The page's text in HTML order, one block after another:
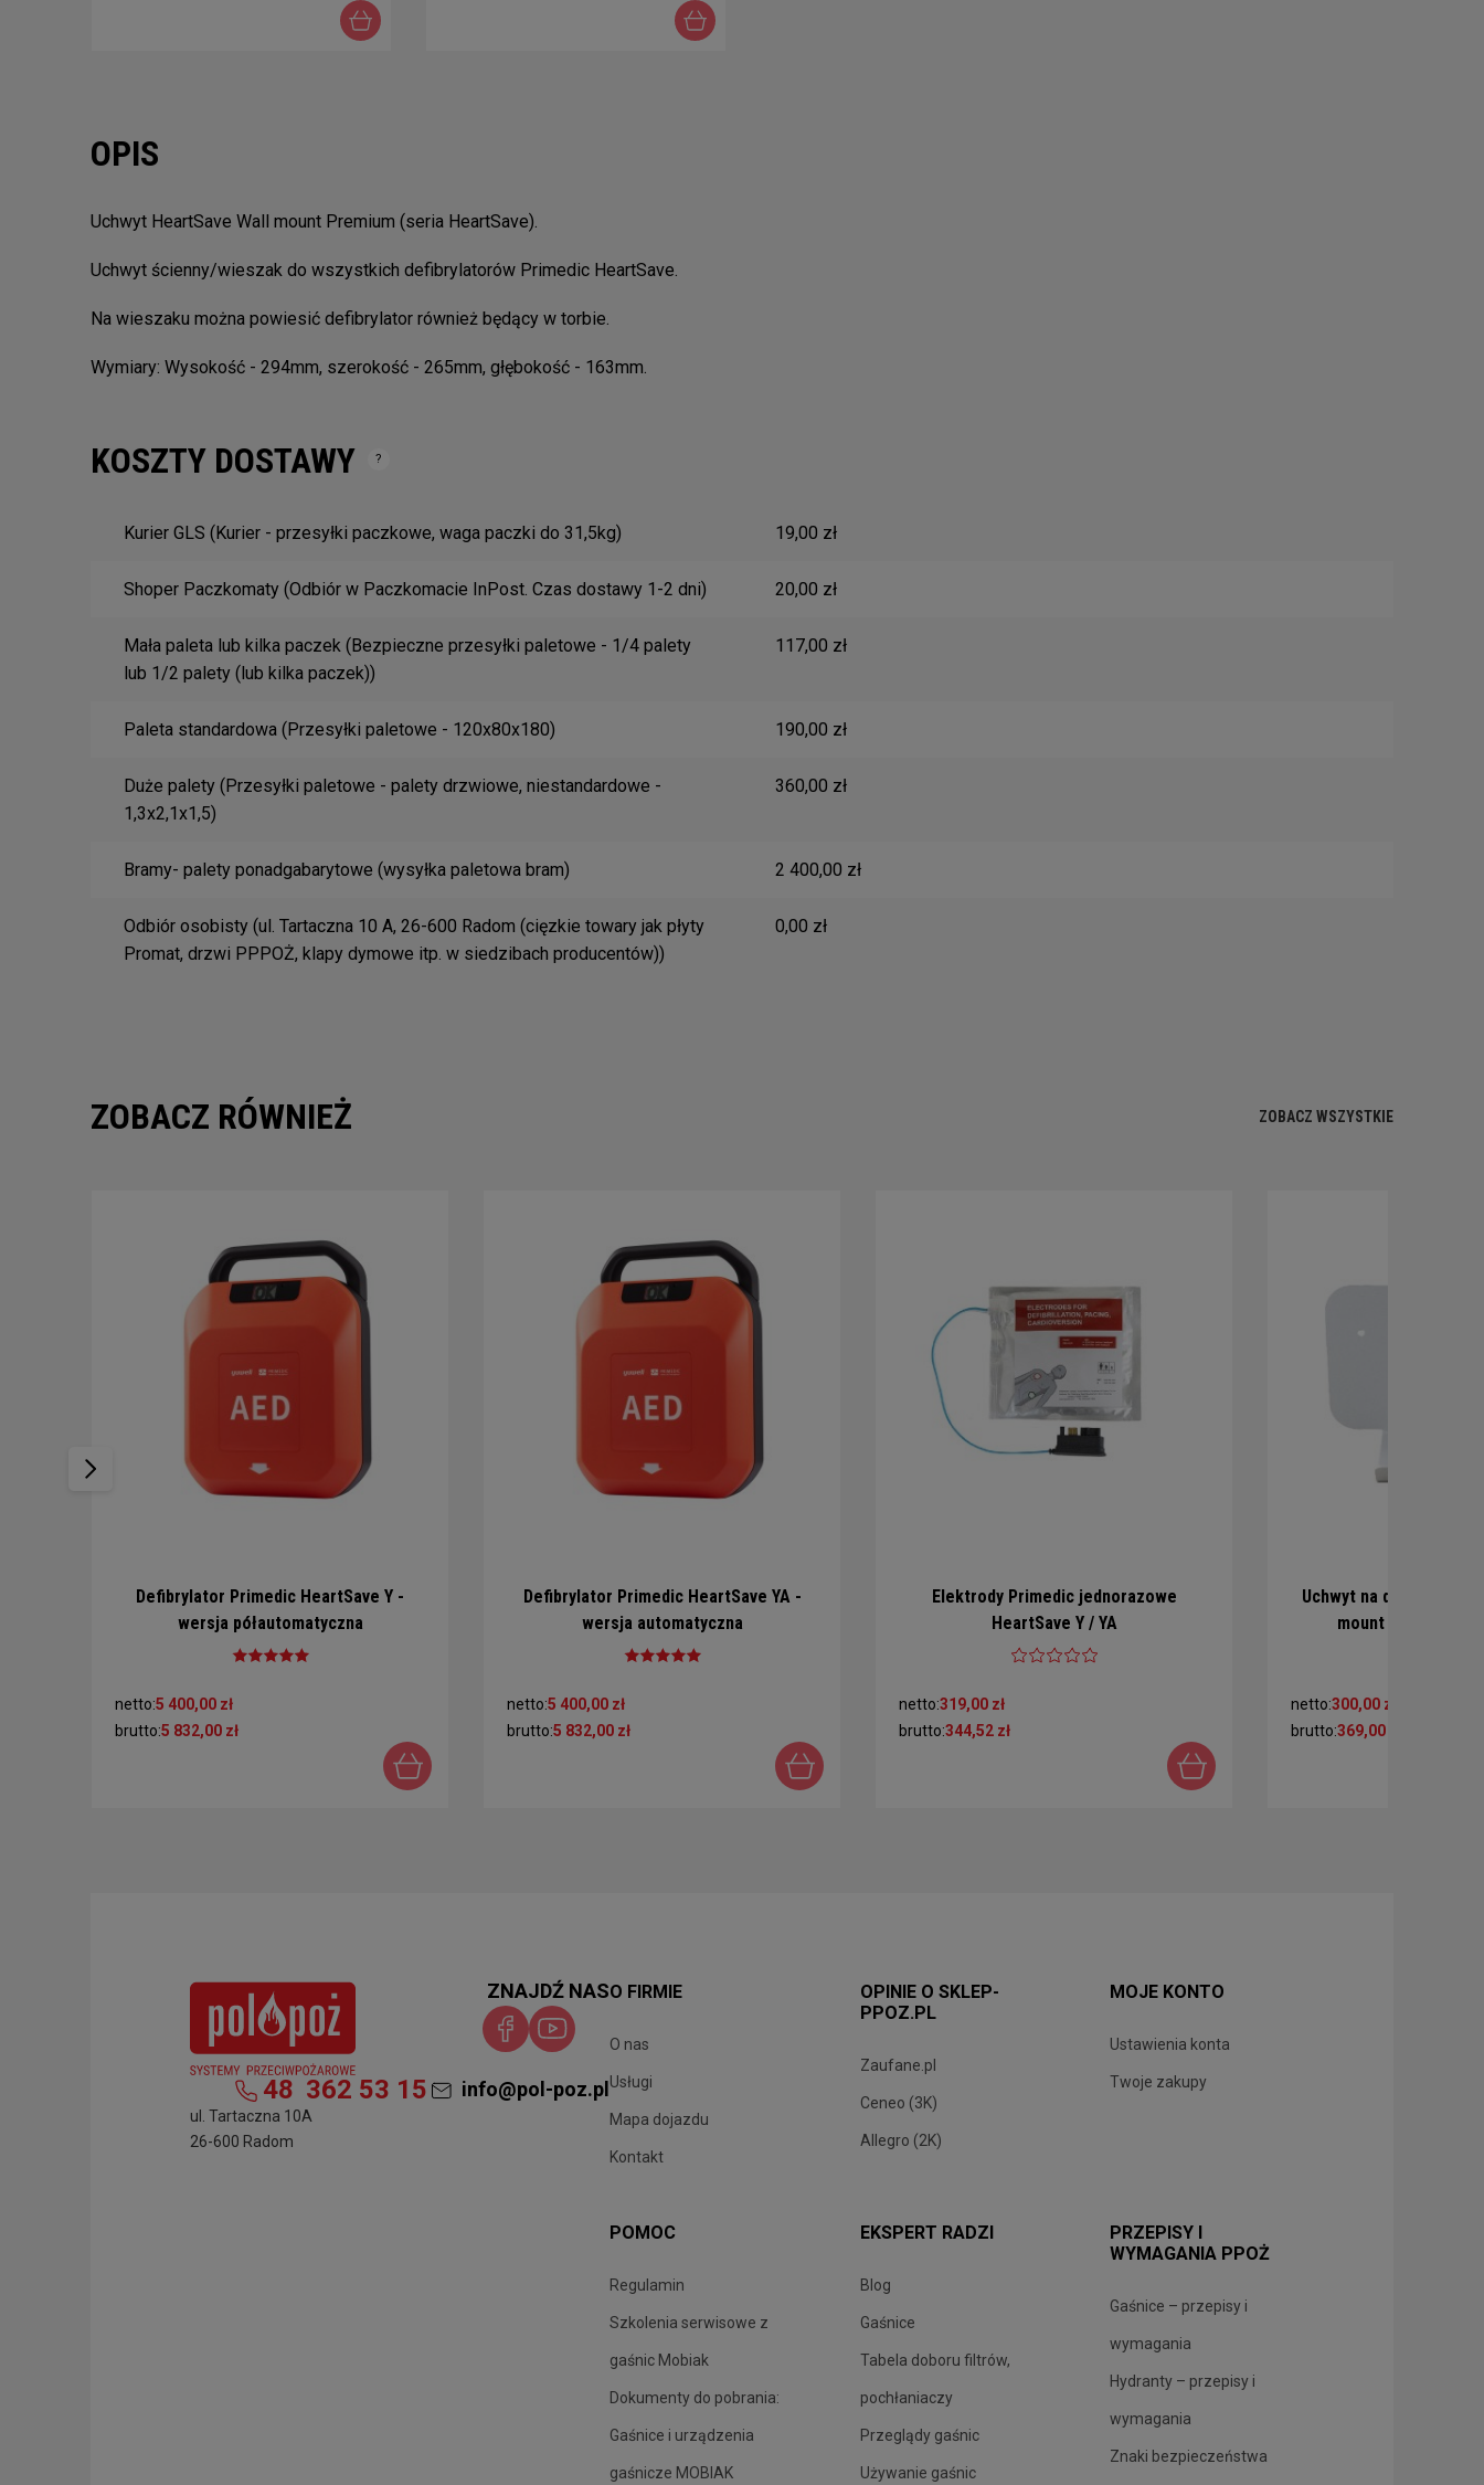
OPIS
Uchwyt HeartSave Wall mount Premium (seria HeartSave).
Uchwyt ścienny/wieszak do wszystkich defibrylatorów Primedic HeartSave.
Na wieszaku można powiesić defibrylator również będący w torbie.
Wymiary: Wysokość - 294mm, szerokość - 265mm, głębokość - 163mm.
KOSZTY DOSTAWY
płatności
Kurier GLS (Kurier - przesyłki paczkowe, waga paczki do 31,5kg) 19,00 zł
Shoper Paczkomaty (Odbiór w Paczkomacie InPost. Czas dostawy 1-2 dni) 20,00 zł
Mała paleta lub kilka paczek (Bezpieczne przesyłki paletowe - 1/4 palety
lub 1/2 palety (lub kilka paczek))
117,00 zł
Paleta standardowa (Przesyłki paletowe - 120x80x180) 190,00 zł
Duże palety (Przesyłki paletowe - palety drzwiowe, niestandardowe -
1,3x2,1x1,5)
360,00 zł
Bramy- palety ponadgabarytowe (wysyłka paletowa bram) 2 400,00 zł
Odbiór osobisty (ul. Tartaczna 10 A, 26-600 Radom (cięzkie towary jak płyty
Promat, drzwi PPPOŻ, klapy dymowe itp. w siedzibach producentów))
0,00 zł
ZOBACZ RÓWNIEŻ ZOBACZ WSZYSTKIE
Defibrylator Primedic HeartSave Y -
wersja półautomatyczna
netto:5 400,00 zł
brutto:5 832,00 zł
Defibrylator Primedic HeartSave YA -
wersja automatyczna
netto:5 400,00 zł
brutto:5 832,00 zł
Elektrody Primedic jednorazowe
HeartSave Y / YA
netto:319,00 zł
brutto:344,52 zł
Uchwyt na defibrylator
mount Eco (seria
netto:300,00 zł
brutto:369,00 zł
48 362 53 15 info@pol-poz.pl
ul. Tartaczna 10A
26-600 Radom
ZNAJDŹ NASO FIRMIE
O nas
Usługi
Mapa dojazdu
Kontakt
OPINIE O SKLEP-
PPOZ.PL
Zaufane.pl
Ceneo (3K)
Allegro (2K)
MOJE KONTO
Ustawienia konta
Twoje zakupy
POMOC
Regulamin
Szkolenia serwisowe z
gaśnic Mobiak
Dokumenty do pobrania:
Gaśnice i urządzenia
gaśnicze MOBIAK
EKSPERT RADZI
Blog
Gaśnice
Tabela doboru filtrów,
pochłaniaczy
Przeglądy gaśnic
Używanie gaśnic
PRZEPISY I
WYMAGANIA PPOŻ
Gaśnice – przepisy i
wymagania
Hydranty – przepisy i
wymagania
Znaki bezpieczeństwa